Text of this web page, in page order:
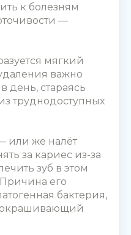
к болезням
—
мягкий
важно
день, стараясь
труднодоступных
или же налёт
за кариес из-за
зуб в этом
Причина его
бактерия,